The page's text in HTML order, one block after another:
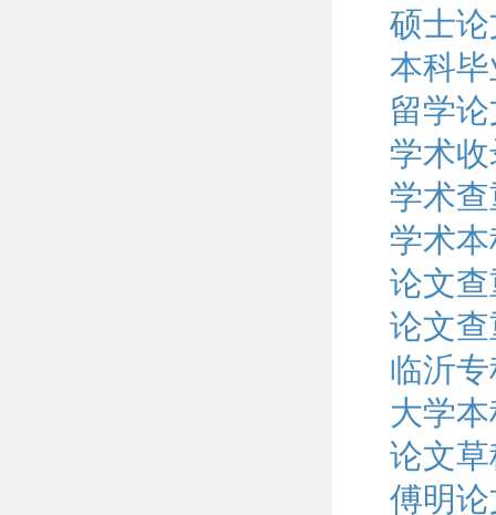
硕士
本科
留学
学术
学术
学术
论文
论文
临沂
大学
论文
傅明